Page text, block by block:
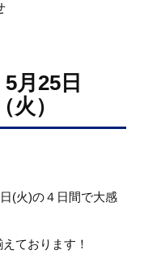
月25日
火）
(火)の４日間で大感
ております！